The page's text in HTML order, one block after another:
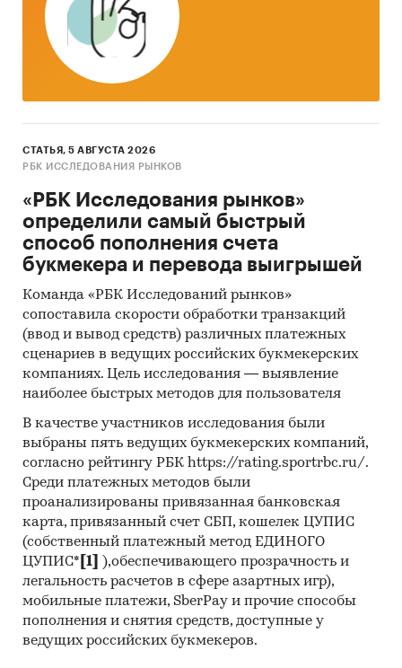
СТАТЬЯ, 5 АВГУСТА 2026
РБК ИССЛЕДОВАНИЯ РЫНКОВ
«РБК Исследования рынков»
определили самый быстрый
способ пополнения счета
букмекера и перевода выигрышей
Команда «РБК Исследований рынков»
сопоставила скорости обработки транзакций
(ввод и вывод средств) различных платежных
сценариев в ведущих российских букмекерских
компаниях. Цель исследования — выявление
наиболее быстрых методов для пользователя
В качестве участников исследования были
выбраны пять ведущих букмекерских компаний,
согласно рейтингу РБК https://rating.sportrbc.ru/.
Среди платежных методов были
проанализированы привязанная банковская
карта, привязанный счет СБП, кошелек ЦУПИС
(собственный платежный метод ЕДИНОГО
ЦУПИС* [1]
),обеспечивающего прозрачность и
легальность расчетов в сфере азартных игр),
мобильные платежи, SberPay и прочие способы
пополнения и снятия средств, доступные у
ведущих российских букмекеров.